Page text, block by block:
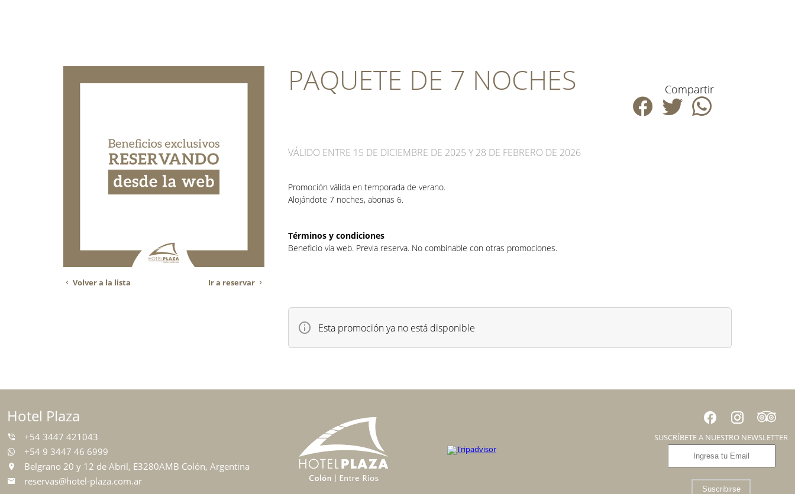
Volver a la lista Ir a reservar
PAQUETE DE 7 NOCHES Compartir
VÁLIDO ENTRE 15 DE DICIEMBRE DE 2025 Y 28 DE FEBRERO DE 2026
Promoción válida en temporada de verano.
Alojándote 7 noches, abonas 6.
Términos y condiciones
Beneficio vía web. Previa reserva. No combinable con otras promociones.
Esta promoción ya no está disponible
Hotel Plaza
+54 3447 421043
+54 9 3447 46 6999
Belgrano 20 y 12 de Abril, E3280AMB Colón, Argentina
reservas@hotel-plaza.com.ar
SUSCRÍBETE A NUESTRO NEWSLETTER
Suscribirse